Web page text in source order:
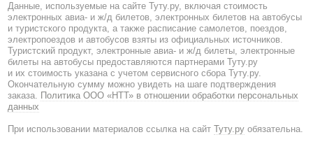
Данные, используемые на сайте Туту.ру, включая стоимость
электронных авиа- и ж/д билетов, электронных билетов на автобусы
и туристского продукта, а также расписание самолетов, поездов,
электропоездов и автобусов взяты из официальных источников.
Туристский продукт, электронные авиа- и ж/д билеты, электронные
билеты на автобусы предоставляются партнерами Туту.ру
и их стоимость указана с учетом сервисного сбора Туту.ру.
Окончательную сумму можно увидеть на шаге подтверждения
заказа. Политика ООО «НТТ» в отношении обработки персональных
данных
При использовании материалов ссылка на сайт Туту.ру обязательна.